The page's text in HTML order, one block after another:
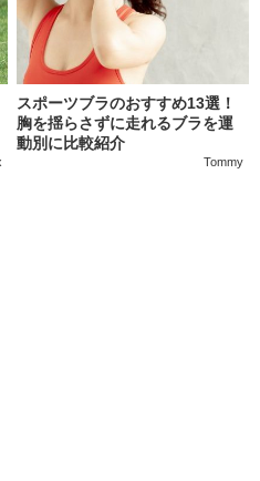
スポーツブラのおすすめ13選！
胸を揺らさずに走れるブラを運
動別に比較紹介
Tommy